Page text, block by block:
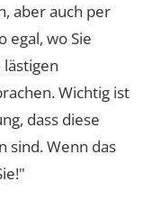
aber auch per
egal, wo Sie
Wichtig ist
dass diese
sind. Wenn das